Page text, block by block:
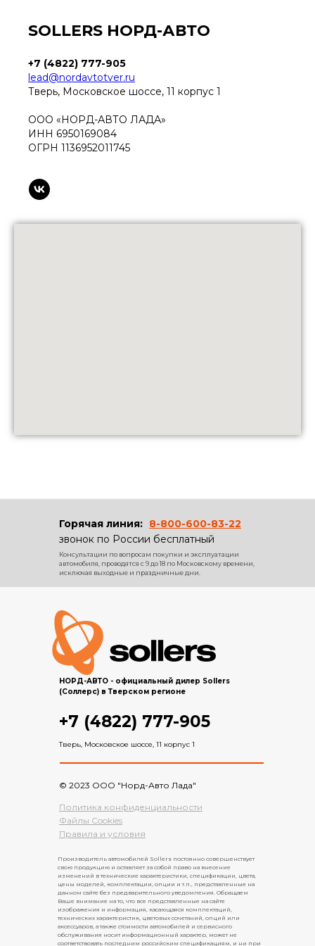
SOLLERS НОРД-АВТО
+7 (4822) 777-905
lead@nordavtotver.ru
Тверь, Московское шоссе, 11 корпус 1
ООО «НОРД-АВТО ЛАДА»
ИНН 6950169084
ОГРН 1136952011745
Горячая линия:
звонок по России бесплатный
Консультации по вопросам покупки и эксплуатации
автомобиля, проводятся с 9 до 18 по Московскому времени,
исключая выходные и праздничные дни.
8-800-600-83-22
Производитель автомобилей Sollers постоянно совершенствует
свою продукцию и оставляет за собой право на внесение
изменений в технические характеристики, спецификации, цвета,
цены моделей, комплектации, опции и т.п., представленные на
данном сайте без предварительного уведомления. Обращаем
Ваше внимание на то, что все представленные на сайте
изображения и информация, касающаяся комплектаций,
технических характеристик, цветовых сочетаний, опций или
аксессуаров, а также стоимости автомобилей и сервисного
обслуживания носит информационный характер, может не
соответствовать последним российским спецификациям, и ни при
Политика конфиденциальности
Файлы Cookies
Правила и условия
© 2023 ООО "Норд-Авто Лада"
НОРД-АВТО - официальный дилер Sollers
(Соллерс) в Тверском регионе
+7 (4822) 777-905
Тверь, Московское шоссе, 11 корпус 1